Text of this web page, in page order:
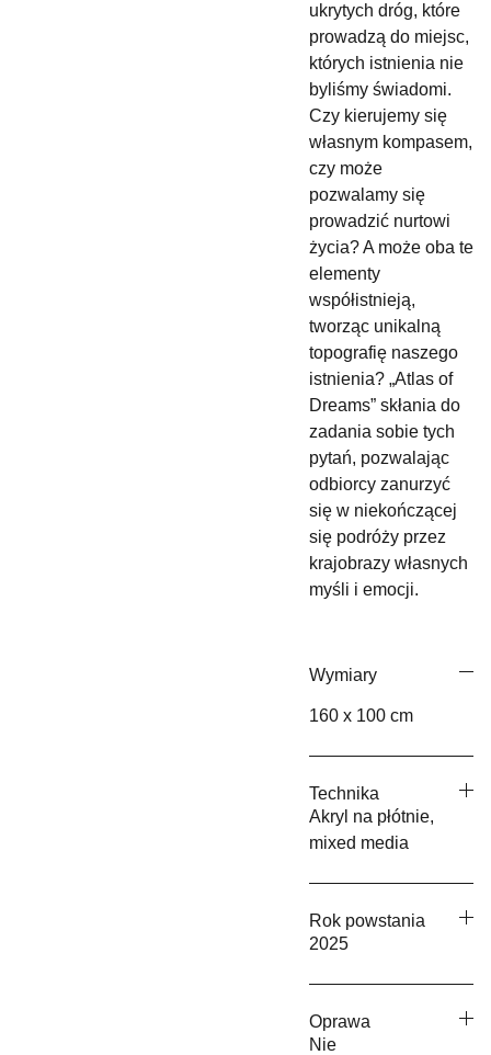
ukrytych dróg, które
prowadzą do miejsc,
których istnienia nie
byliśmy świadomi.
Czy kierujemy się
własnym kompasem,
czy może
pozwalamy się
prowadzić nurtowi
życia? A może oba te
elementy
współistnieją,
tworząc unikalną
topografię naszego
istnienia? „Atlas of
Dreams” skłania do
zadania sobie tych
pytań, pozwalając
odbiorcy zanurzyć
się w niekończącej
się podróży przez
krajobrazy własnych
myśli i emocji.
Wymiary
160 x 100 cm
Technika
Akryl na płótnie,
mixed media
Rok powstania
2025
Oprawa
Nie